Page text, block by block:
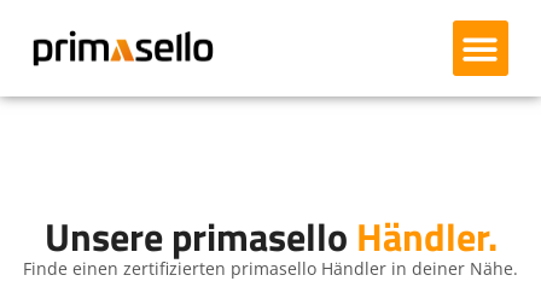
Händler finden
Unsere primasello Händler.
Finde einen zertifizierten primasello Händler in deiner Nähe.